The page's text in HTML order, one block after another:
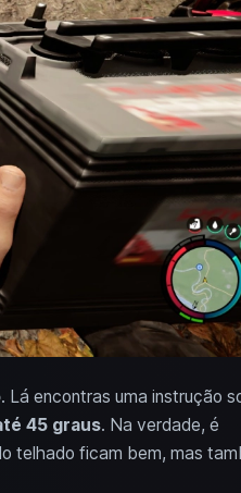
. Lá encontras uma instrução
45 graus. Na verdade, é
telhado ficam bem, mas